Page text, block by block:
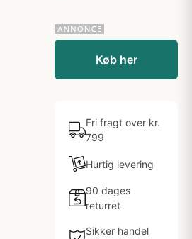
Køb her
Fri fragt over kr.
799
Hurtig levering
90 dages
returret
Sikker handel